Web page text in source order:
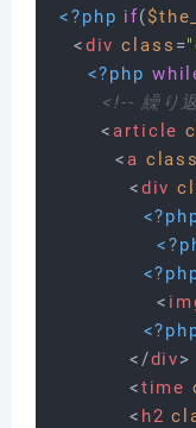
<?php if(
<div class =
<?php
<!-- 繰り
<article
<a class
<div
<
</div>
<time
< h2